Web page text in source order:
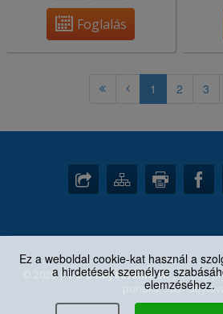
Ez a weboldal cookie-kat használ a
a hirdetések személyre
elemzéséhez.
Foglalás
1 2 3
© 2026 |1-2-3-ubytovanie.sk| Všetky
ponuka: 3667